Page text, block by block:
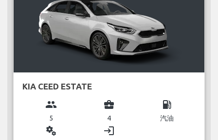
KIA CEED ESTATE
group
5
business_center
4
local_gas_station
汽油
miscellaneous_services login